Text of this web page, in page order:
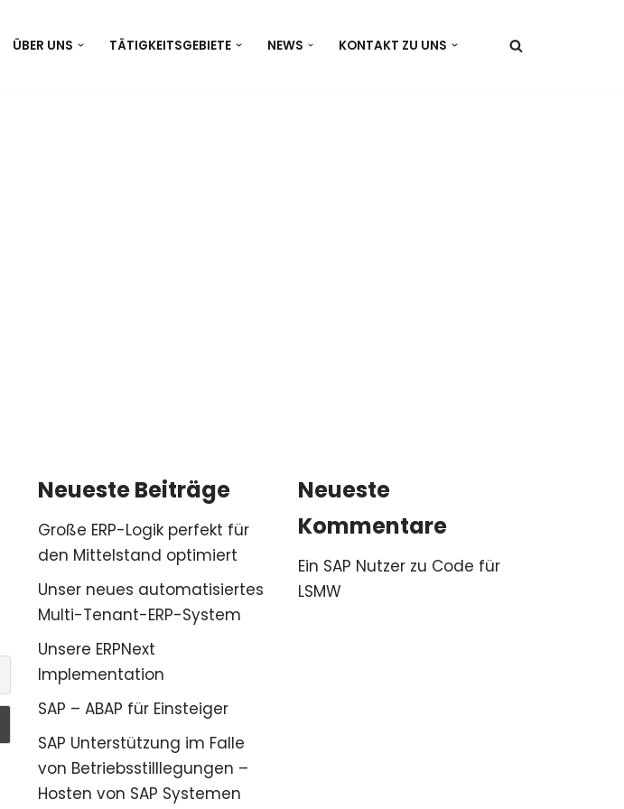
ÜBER UNS TÄTIGKEITSGEBIETE NEWS KONTAKT ZU UNS
Neueste Beiträge
Große ERP-Logik perfekt für
den Mittelstand optimiert
Unser neues automatisiertes
Multi-Tenant-ERP-System
Unsere ERPNext
Implementation
SAP – ABAP für Einsteiger
SAP Unterstützung im Falle
von Betriebsstilllegungen –
Hosten von SAP Systemen
Neueste
Kommentare
Ein SAP Nutzer zu Code für
LSMW